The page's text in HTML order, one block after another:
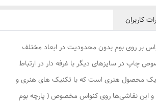
کاربران
بر روی بوم بدون محدودیت در ابعاد مختلف
چاپ در سایزهای دیگر با غرفه دار در ارتباط
یک محصول هنری است که با تکنیک های هنری و
و این نقاشی‌ها روی کنواس مخصوص ( پارچه بوم